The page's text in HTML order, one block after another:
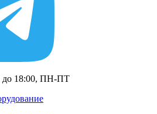
до 18:00, ПН-ПТ